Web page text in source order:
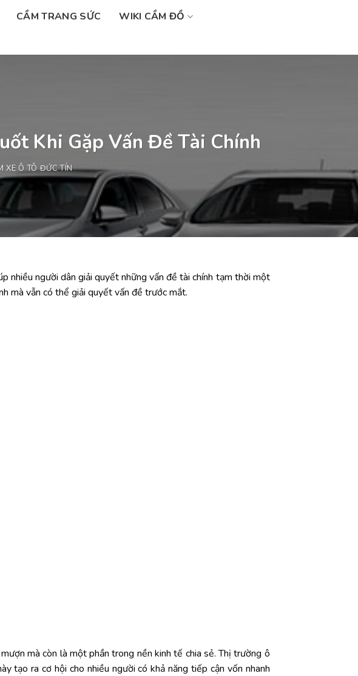
CẦM TRANG SỨC
WIKI CẦM ĐỒ
Khi Gặp Vấn Đề Tài Chính
XE Ô TÔ ĐỨC TÍN
nhiều người dân giải quyết những vấn đề tài chính tạm thời một
mà vẫn có thể giải quyết vấn đề trước mắt.
mà còn là một phần trong nền kinh tế chia sẻ. Thị trường ô
tạo ra cơ hội cho nhiều người có khả năng tiếp cận vốn nhanh